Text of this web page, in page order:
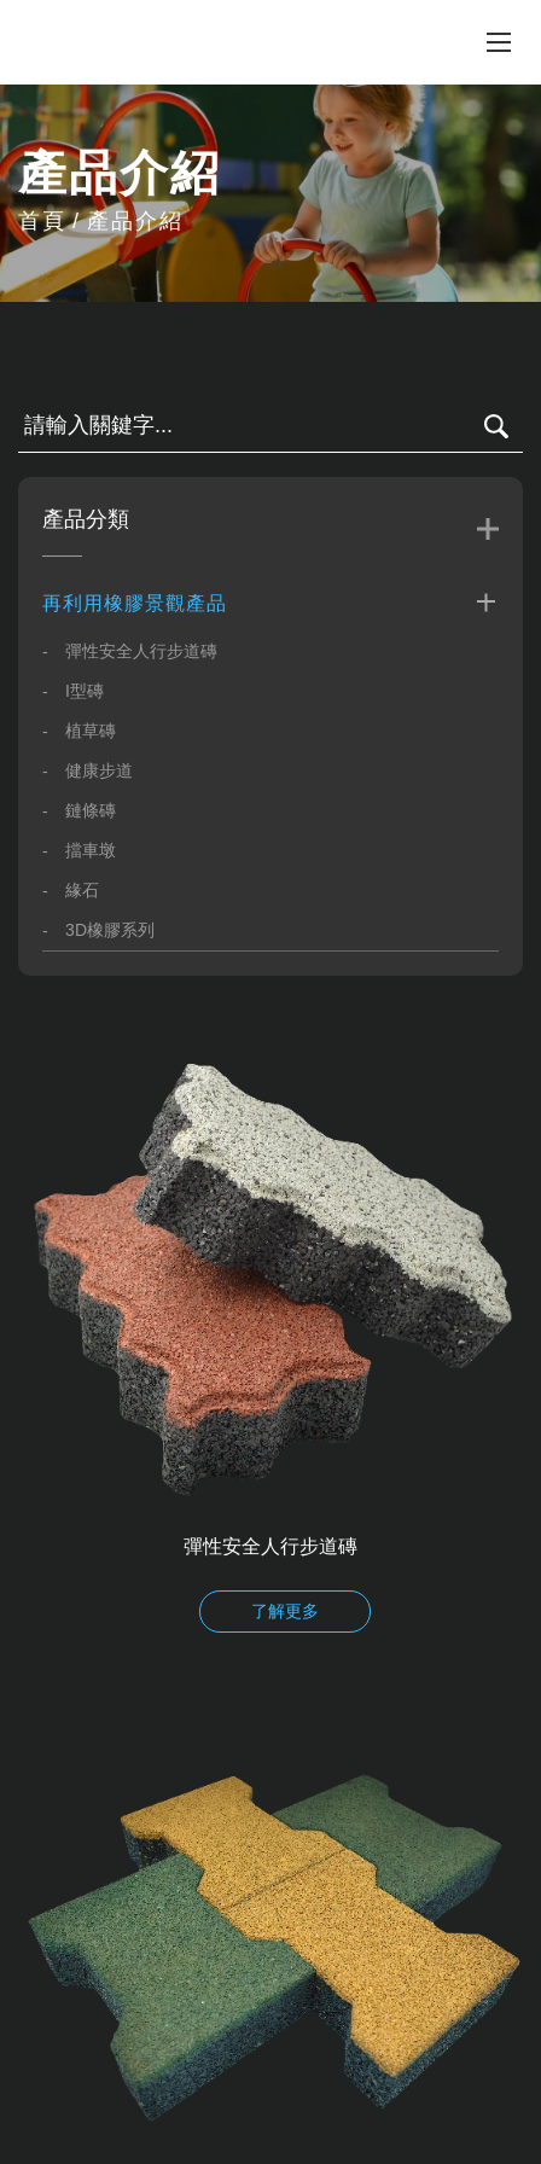
產品介紹
首頁 產品介紹
產品分類
再利用橡膠景觀產品
彈性安全人行步道磚
I型磚
植草磚
健康步道
鏈條磚
擋車墩
緣石
3D橡膠系列
彈性安全人行步道磚